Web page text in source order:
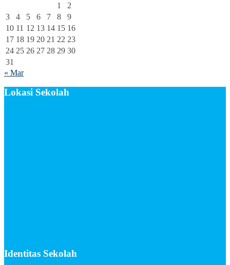
1
2
3
4 5 6 7 8
9
10 11 12 13 14 15 16
17 18 19 20 21 22 23
24 25 26 27 28 29 30
31
« Mar
Lokasi Sekolah
Identitas Sekolah